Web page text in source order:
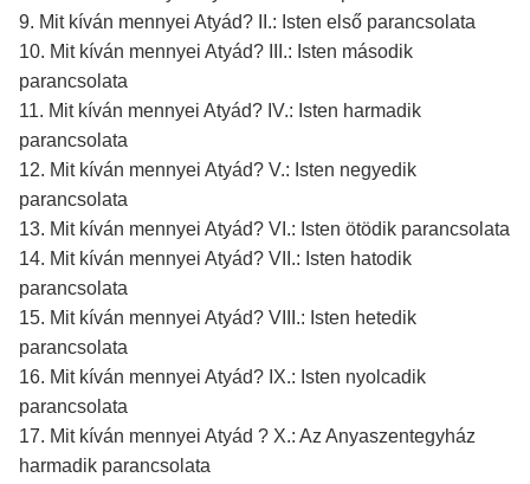
9. Mit kíván mennyei Atyád? II.: Isten első parancsolata
10. Mit kíván mennyei Atyád? III.: Isten második
parancsolata
11. Mit kíván mennyei Atyád? IV.: Isten harmadik
parancsolata
12. Mit kíván mennyei Atyád? V.: Isten negyedik
parancsolata
13. Mit kíván mennyei Atyád? VI.: Isten ötödik parancsolata
14. Mit kíván mennyei Atyád? VII.: Isten hatodik
parancsolata
15. Mit kíván mennyei Atyád? VIII.: Isten hetedik
parancsolata
16. Mit kíván mennyei Atyád? IX.: Isten nyolcadik
parancsolata
17. Mit kíván mennyei Atyád ? X.: Az Anyaszentegyház
harmadik parancsolata